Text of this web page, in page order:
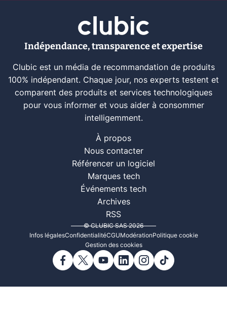
Indépendance, transparence et expertise
Clubic est un média de recommandation de produits
100% indépendant. Chaque jour, nos experts testent et
comparent des produits et services technologiques
pour vous informer et vous aider à consommer
intelligemment.
À propos
Nous contacter
Référencer un logiciel
Marques tech
Événements tech
Archives
RSS
© CLUBIC SAS 2026
Infos légalesConfidentialitéCGUModérationPolitique cookie
Gestion des cookies